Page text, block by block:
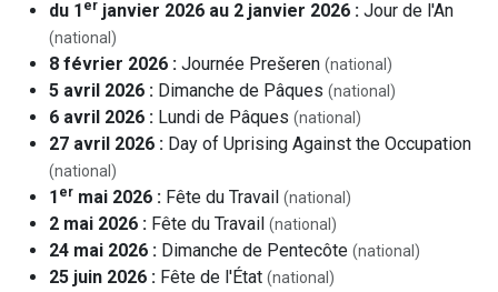
du 1 er janvier 2026 au 2 janvier 2026 : Jour de l'An
(national)
8 février 2026 : Journée Prešeren (national)
5 avril 2026 : Dimanche de Pâques (national)
6 avril 2026 : Lundi de Pâques (national)
27 avril 2026 : Day of Uprising Against the Occupation
(national)
1 er mai 2026 : Fête du Travail (national)
2 mai 2026 : Fête du Travail (national)
24 mai 2026 : Dimanche de Pentecôte (national)
25 juin 2026 : Fête de l'État (national)